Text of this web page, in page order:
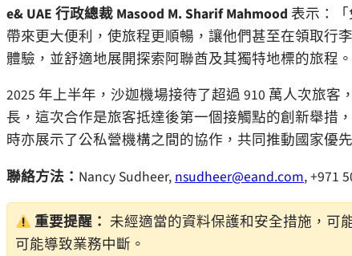
e& UAE 行政總裁 Masood M. Sharif Mahmood 表示：
帶來更大便利，使旅程更順暢，讓他們甚至在領取行
體驗，並舒適地展開探索阿聯酋及其獨特地標的旅程。
2025 年上半年，沙迦機場接待了超過 910 萬人次旅
長，這次合作是旅客抵達後第一個接觸點的創新舉措
時亦展示了公私營機構之間的協作，共同推動國家優
聯絡方法： Nancy Sudheer, nsudheer@eand.com, +971
重要提醒： 未經適當的資料保護和安全措施，可
可能導致業務中斷。